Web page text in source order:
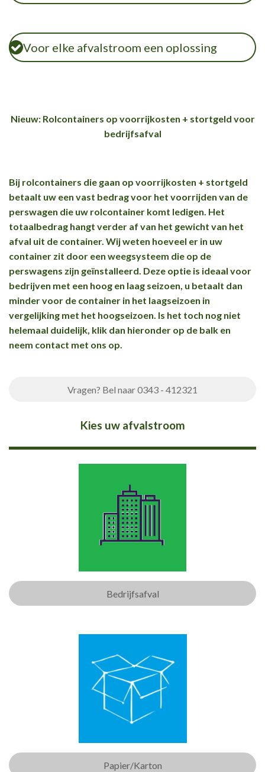
Voor elke afvalstroom een oplossing
Nieuw: Rolcontainers op voorrijkosten + stortgeld voor
bedrijfsafval
Bij rolcontainers die gaan op voorrijkosten + stortgeld
betaalt uw een vast bedrag voor het voorrijden van de
perswagen die uw rolcontainer komt ledigen. Het
totaalbedrag hangt verder af van het gewicht van het
afval uit de container. Wij weten hoeveel er in uw
container zit door een weegsysteem die op de
perswagens zijn geïnstalleerd. Deze optie is ideaal voor
bedrijven met een hoog en laag seizoen, u betaalt dan
minder voor de container in het laagseizoen in
vergelijking met het hoogseizoen. Is het toch nog niet
helemaal duidelijk, klik dan hieronder op de balk en
neem contact met ons op.
Vragen? Bel naar 0343 - 412321
Kies uw afvalstroom
Bedrijfsafval
Papier/Karton